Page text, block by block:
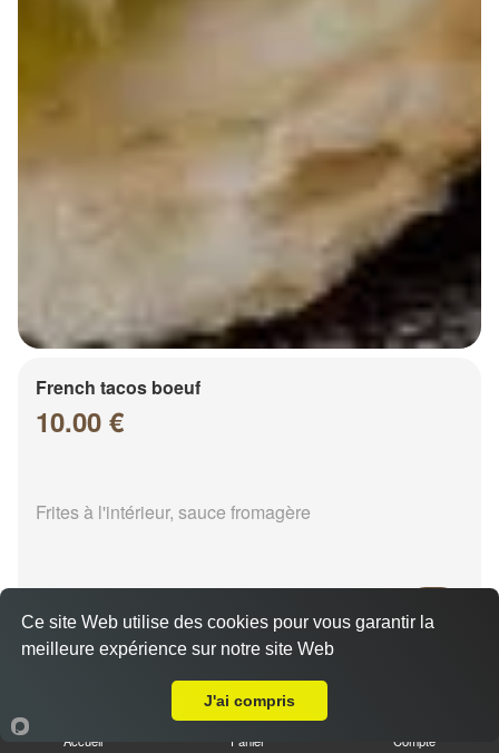
French tacos boeuf
10.00 €
Frites à l'intérieur, sauce fromagère
Accueil Panier Compte
Ce site Web utilise des cookies pour vous garantir la
meilleure expérience sur notre site Web
J'ai compris